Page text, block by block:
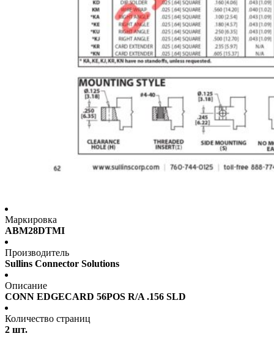
Маркировка
ABM28DTMI
Производитель
Sullins Connector Solutions
Описание
CONN EDGECARD 56POS R/A .156 SLD
Количество страниц
2 шт.